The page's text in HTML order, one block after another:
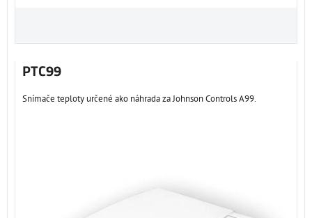
PTC99
Snímače teploty určené ako náhrada za Johnson Controls A99.